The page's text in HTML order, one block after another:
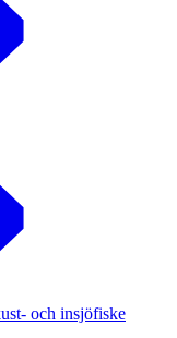
och insjöfiske